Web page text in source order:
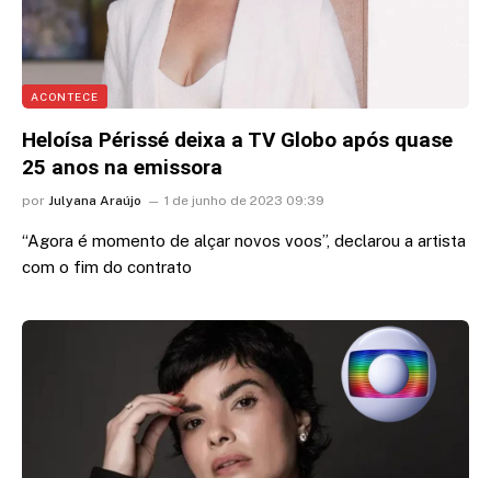
ACONTECE
Heloísa Périssé deixa a TV Globo após quase
25 anos na emissora
por Julyana Araújo 1 de junho de 2023 09:39
“Agora é momento de alçar novos voos”, declarou a artista
com o fim do contrato